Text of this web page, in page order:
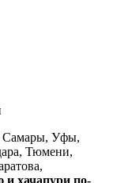
Самары, Уфы,
Тюмени,
и хачапури по-